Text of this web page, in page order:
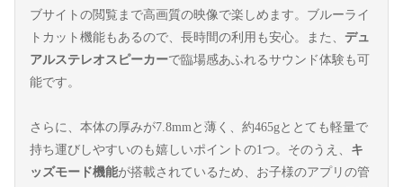
ブサイトの閲覧まで高画質の映像で楽しめます。ブルーライ
トカット機能もあるので、長時間の利用も安心。また、 デュ
アルステレオスピーカーで臨場感あふれるサウンド体験も可
能です。
さらに、本体の厚みが7.8mmと薄く、約465gととても軽量で
持ち運びしやすいのも嬉しいポイントの1つ。そのうえ、 キ
ッズモード機能が搭載されているため、お子様のアプリの管